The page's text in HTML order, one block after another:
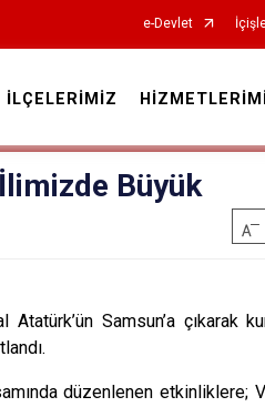
e-Devlet
İLÇELERİMİZ
Büyük
Samsun’a çıkarak
düzenlenen etkinliklere;